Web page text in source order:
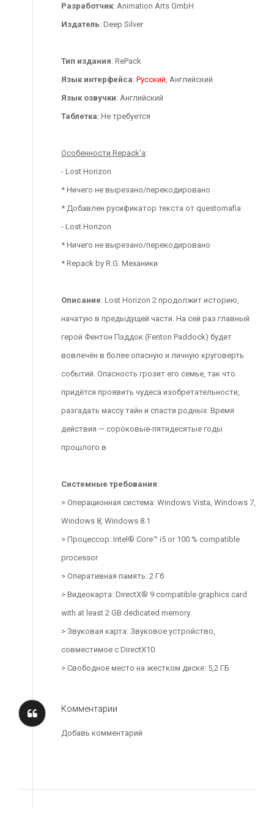
Разработчик: Animation Arts GmbH
Издатель: Deep Silver
Тип издания: RePack
Язык интерфейса: Русский , Английский
Язык озвучки: Английский
Таблетка: Не требуется
Особенности Repack'a:
- Lost Horizon
* Ничего не вырезано/перекодировано
* Добавлен русификатор текста от questomafia
- Lost Horizon
* Ничего не вырезано/перекодировано
* Repack by R.G. Механики
Описание: Lost Horizon 2 продолжит историю,
начатую в предыдущей части. На сей раз главный
герой Фентон Пэддок (Fenton Paddock) будет
вовлечён в более опасную и личную круговерть
событий. Опасность грозит его семье, так что
придётся проявить чудеса изобретательности,
разгадать массу тайн и спасти родных. Время
действия — сороковые-пятидесятые годы
прошлого в
Системные требования:
> Операционная система: Windows Vista, Windows 7,
Windows 8, Windows 8.1
> Процессор: Intel® Core™ i5 or 100 % compatible
processor
> Оперативная память: 2 Гб
> Видеокарта: DirectX® 9 compatible graphics card
with at least 2 GB dedicated memory
> Звуковая карта: Звуковое устройство,
совместимое с DirectX10
> Свободное место на жестком диске: 5,2 ГБ
Комментарии
Добавь комментарий